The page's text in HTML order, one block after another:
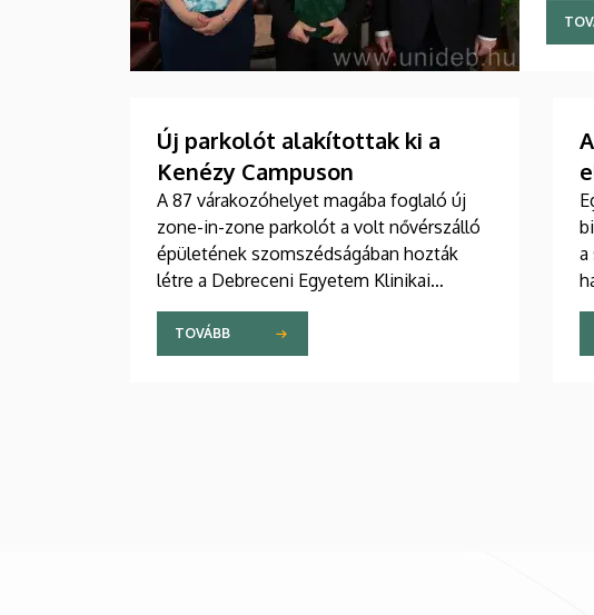
Új parkolót alakítottak ki a
Kenézy Campuson
A 87 várakozóhelyet magába foglaló új
zone-in-zone parkolót a volt nővérszálló
épületének szomszédságában hozták
létre a Debreceni Egyetem Klinikai
Központ Kenézy Gyula Campusán. Az új
területet várhatóan augusztusban nyitják
meg a járművek előtt.
TOVÁBB
a